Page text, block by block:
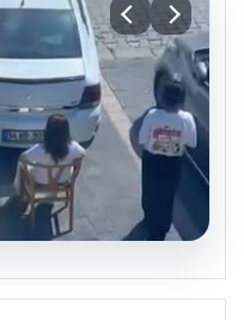
Park İhlali